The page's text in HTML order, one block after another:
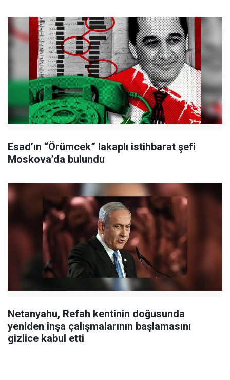
Esad’ın “Örümcek” lakaplı istihbarat şefi
Moskova’da bulundu
Netanyahu, Refah kentinin doğusunda
yeniden inşa çalışmalarının başlamasını
gizlice kabul etti